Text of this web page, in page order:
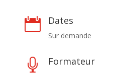
 Dates
Sur demande
 Formateur